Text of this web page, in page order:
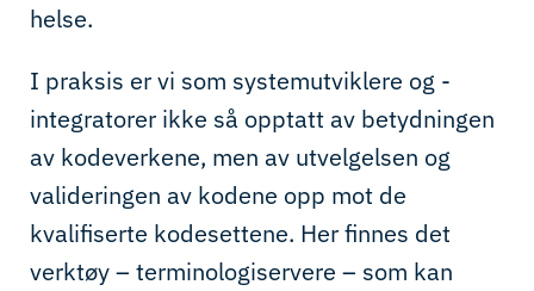
helse.
I praksis er vi som systemutviklere og -
integratorer ikke så opptatt av betydningen
av kodeverkene, men av utvelgelsen og
valideringen av kodene opp mot de
kvalifiserte kodesettene. Her finnes det
verktøy – terminologiservere – som kan